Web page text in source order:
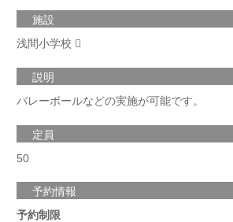
施設
浅間小学校
説明
バレーボールなどの実施が可能です。
定員
50
予約情報
予約制限